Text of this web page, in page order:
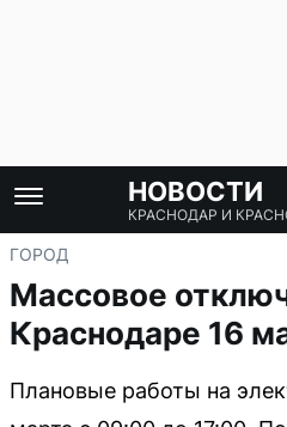
НОВОСТИ
КРАСНОДАР И
ГОРОД
Массовое
Краснодаре 16
Плановые работы на